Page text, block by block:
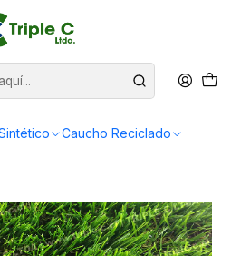
Caucho Reciclado
Para Jardín
precio para rollo de 100 m2